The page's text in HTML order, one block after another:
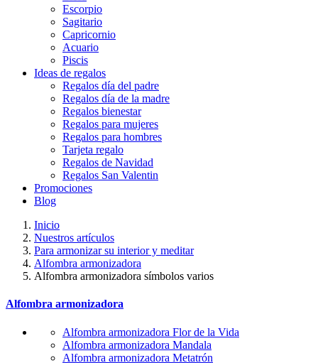
Escorpio
Sagitario
Capricornio
Acuario
Piscis
Ideas de regalos
Regalos día del padre
Regalos día de la madre
Regalos bienestar
Regalos para mujeres
Regalos para hombres
Tarjeta regalo
Regalos de Navidad
Regalos San Valentin
Promociones
Blog
Inicio
Nuestros artículos
Para armonizar su interior y meditar
Alfombra armonizadora
Alfombra armonizadora símbolos varios
Alfombra armonizadora
Alfombra armonizadora Flor de la Vida
Alfombra armonizadora Mandala
Alfombra armonizadora Metatrón